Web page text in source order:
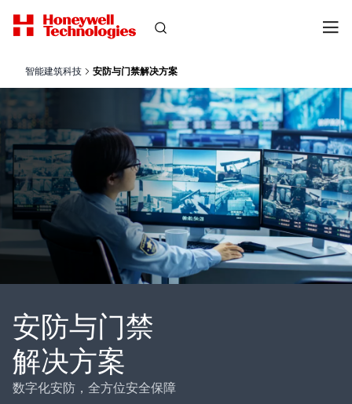
智能建筑科技 安防与门禁解决方案
安防与门禁
解决方案
数字化安防，全方位安全保障